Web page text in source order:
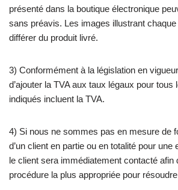
présenté dans la boutique électronique
sans préavis. Les images illustrant
différer du produit livré.
3) Conformément à la législation en
d’ajouter la TVA aux taux légaux pour
indiqués incluent la TVA.
4) Si nous ne sommes pas en mesure de
d’un client en partie ou en totalité pour une
le client sera immédiatement contacté afin
procédure la plus appropriée pour